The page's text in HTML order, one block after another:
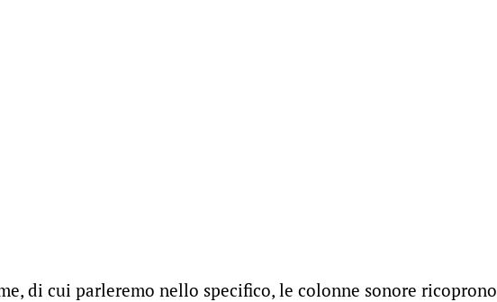
di cui parleremo nello specifico, le colonne sonore ricoprono